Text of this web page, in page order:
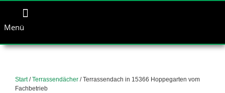
Menü
Start/Terrassendächer / Terrassendach in 15366 Hoppegarten vom
Fachbetrieb